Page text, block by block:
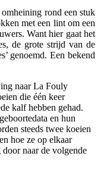
rond een stuk
met een lint om een
Want hier gaat het
de grote strijd van de
genoemd. Een bekend
naar La Fouly
die één keer
kalf hebben gehad.
en hun
steeds twee koeien
hoe ze op elkaar
door naar de volgende